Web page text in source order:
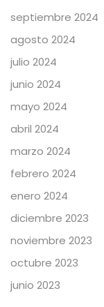
septiembre 2024
agosto 2024
julio 2024
junio 2024
mayo 2024
abril 2024
marzo 2024
febrero 2024
enero 2024
diciembre 2023
noviembre 2023
octubre 2023
junio 2023